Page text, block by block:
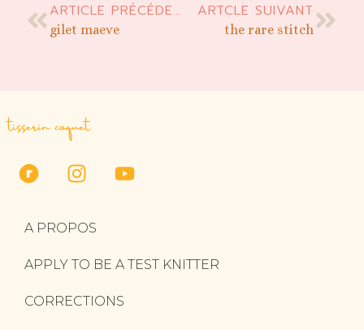
ARTICLE PRÉCÉDENT
gilet maeve
ARTCLE SUIVANT
the rare stitch
tisserin coquet
A PROPOS
APPLY TO BE A TEST KNITTER
CORRECTIONS